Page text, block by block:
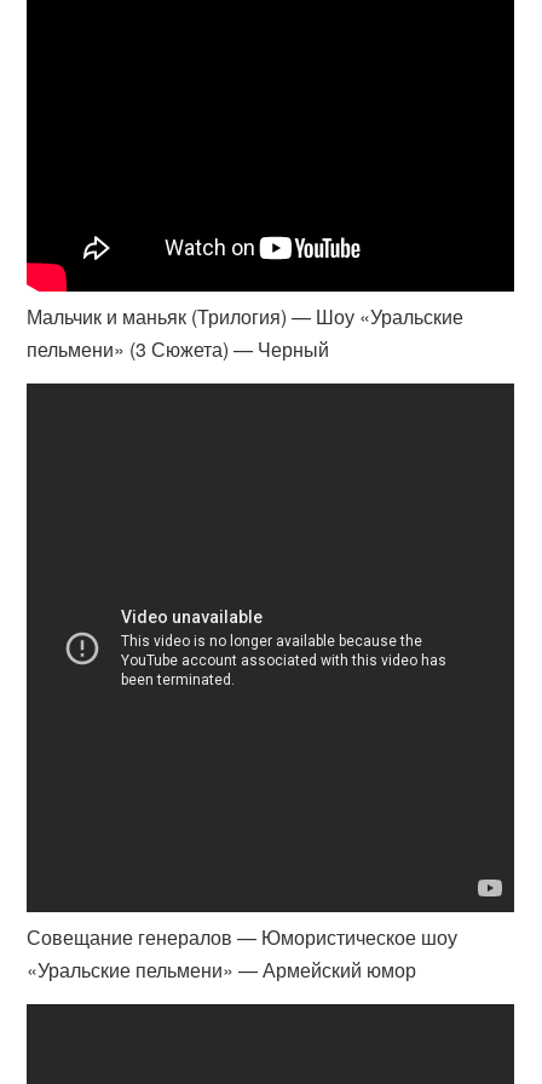
Мальчик и маньяк (Трилогия) — Шоу «Уральские
пельмени» (3 Сюжета) — Черный
Совещание генералов — Юмористическое шоу
«Уральские пельмени» — Армейский юмор